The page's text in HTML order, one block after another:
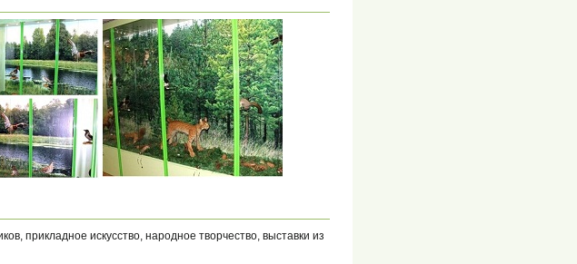
прикладное искусство, народное творчество, выставки из